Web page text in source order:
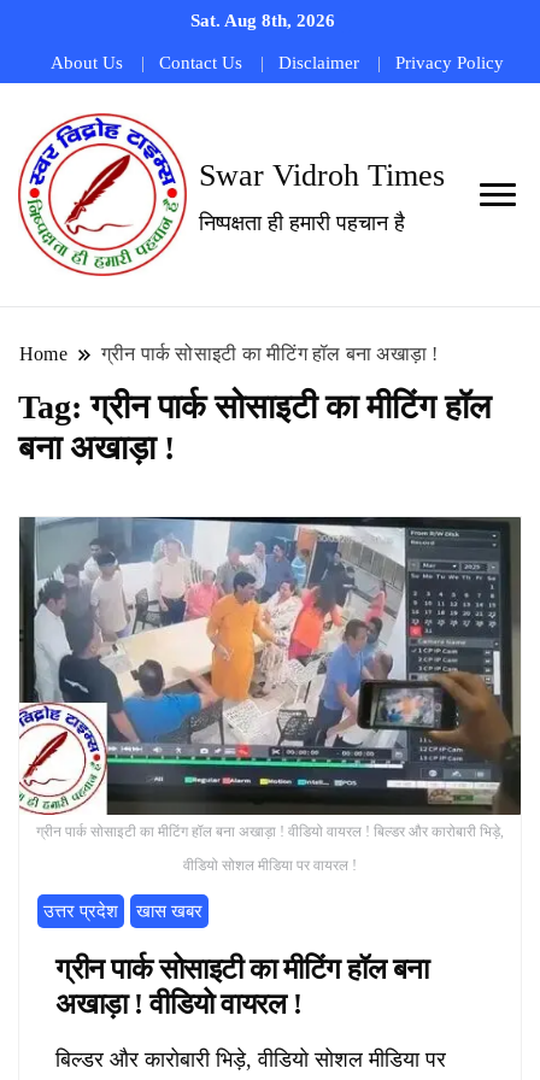
Sat. Aug 8th, 2026
About Us Contact Us Disclaimer Privacy Policy
Swar Vidroh Times
निष्पक्षता ही हमारी पहचान है
Home ग्रीन पार्क सोसाइटी का मीटिंग हॉल बना अखाड़ा !
Tag:ग्रीन पार्क सोसाइटी का मीटिंग हॉल
बना अखाड़ा !
ग्रीन पार्क सोसाइटी का मीटिंग हॉल बना अखाड़ा ! वीडियो वायरल ! बिल्डर और कारोबारी भिड़े,
वीडियो सोशल मीडिया पर वायरल !
उत्तर प्रदेश खास खबर
ग्रीन पार्क सोसाइटी का मीटिंग हॉल बना
अखाड़ा ! वीडियो वायरल !
बिल्डर और कारोबारी भिड़े, वीडियो सोशल मीडिया पर